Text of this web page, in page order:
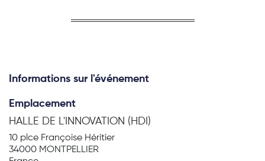
Informations sur l'événement
Emplacement
HALLE DE L'INNOVATION (HDI)
10 plce Françoise Héritier
34000 MONTPELLIER